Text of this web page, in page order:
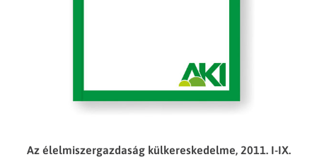
Az élelmiszergazdaság külkereskedelme, 2011. I-IX.